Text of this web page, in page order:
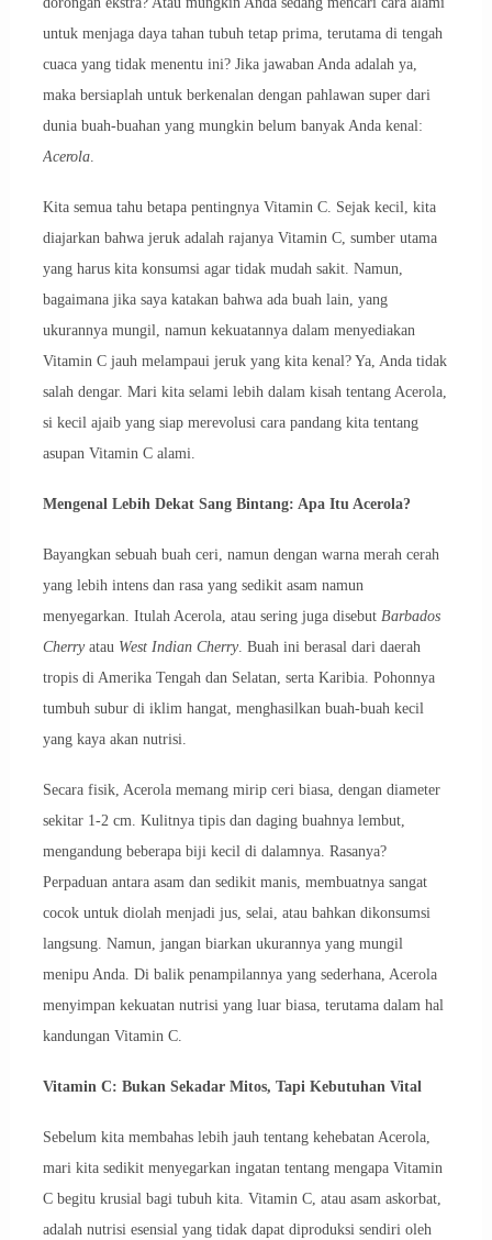
untuk menjaga daya tahan tubuh tetap prima, terutama di tengah
cuaca yang tidak menentu ini? Jika jawaban Anda adalah ya,
maka bersiaplah untuk berkenalan dengan pahlawan super dari
dunia buah-buahan yang mungkin belum banyak Anda kenal:
Acerola.
Kita semua tahu betapa pentingnya Vitamin C. Sejak kecil, kita
diajarkan bahwa jeruk adalah rajanya Vitamin C, sumber utama
yang harus kita konsumsi agar tidak mudah sakit. Namun,
bagaimana jika saya katakan bahwa ada buah lain, yang
ukurannya mungil, namun kekuatannya dalam menyediakan
Vitamin C jauh melampaui jeruk yang kita kenal? Ya, Anda tidak
salah dengar. Mari kita selami lebih dalam kisah tentang Acerola,
si kecil ajaib yang siap merevolusi cara pandang kita tentang
asupan Vitamin C alami.
Mengenal Lebih Dekat Sang Bintang: Apa Itu Acerola?
Bayangkan sebuah buah ceri, namun dengan warna merah cerah
yang lebih intens dan rasa yang sedikit asam namun
menyegarkan. Itulah Acerola, atau sering juga disebut Barbados
Cherryatau West Indian Cherry. Buah ini berasal dari daerah
tropis di Amerika Tengah dan Selatan, serta Karibia. Pohonnya
tumbuh subur di iklim hangat, menghasilkan buah-buah kecil
yang kaya akan nutrisi.
Secara fisik, Acerola memang mirip ceri biasa, dengan diameter
sekitar 1-2 cm. Kulitnya tipis dan daging buahnya lembut,
mengandung beberapa biji kecil di dalamnya. Rasanya?
Perpaduan antara asam dan sedikit manis, membuatnya sangat
cocok untuk diolah menjadi jus, selai, atau bahkan dikonsumsi
langsung. Namun, jangan biarkan ukurannya yang mungil
menipu Anda. Di balik penampilannya yang sederhana, Acerola
menyimpan kekuatan nutrisi yang luar biasa, terutama dalam hal
kandungan Vitamin C.
Vitamin C: Bukan Sekadar Mitos, Tapi Kebutuhan Vital
Sebelum kita membahas lebih jauh tentang kehebatan Acerola,
mari kita sedikit menyegarkan ingatan tentang mengapa Vitamin
C begitu krusial bagi tubuh kita. Vitamin C, atau asam askorbat,
adalah nutrisi esensial yang tidak dapat diproduksi sendiri oleh